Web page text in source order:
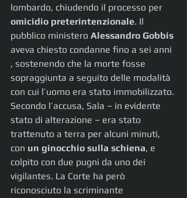
lombardo, chiudendo il processo per
omicidio preterintenzionale. Il
pubblico ministero Alessandro Gobbis
aveva chiesto condanne fino a sei anni
, sostenendo che la morte fosse
sopraggiunta a seguito delle modalità
con cui l’uomo era stato immobilizzato.
Secondo l’accusa, Sala – in evidente
stato di alterazione – era stato
trattenuto a terra per alcuni minuti,
con un ginocchio sulla schiena, e
colpito con due pugni da uno dei
vigilantes. La Corte ha però
riconosciuto la scriminante